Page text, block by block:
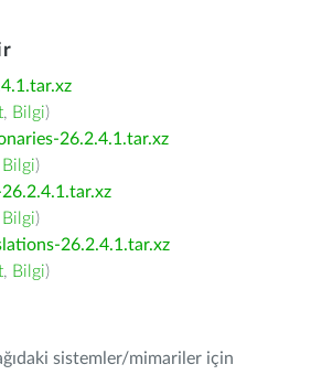
, Bilgi)
26.2.4.1.tar.xz
Bilgi)
Bilgi)
26.2.4.1.tar.xz
, Bilgi)
sistemler/mimariler için